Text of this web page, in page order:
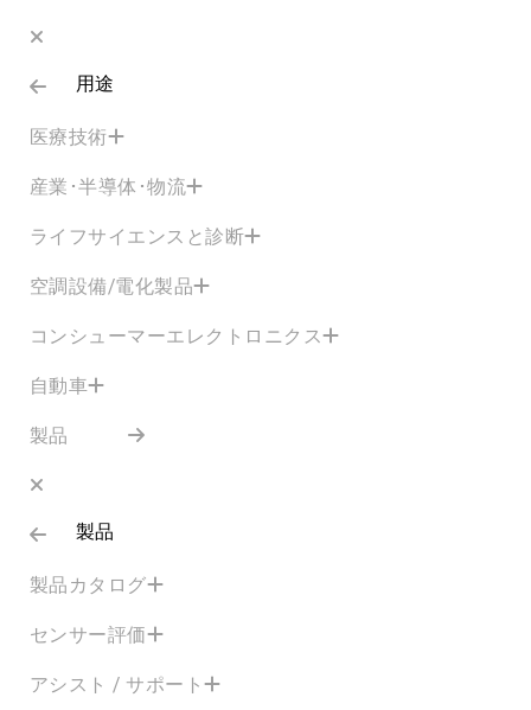
用途
医療技術
産業･半導体･物流
ライフサイエンスと診断
空調設備/電化製品
コンシューマーエレクトロニクス
自動車
製品
製品
製品カタログ
センサー評価
アシスト / サポート